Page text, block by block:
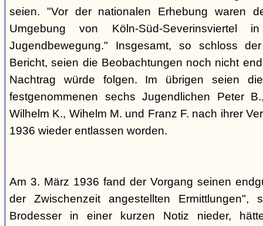
seien. "Vor der nationalen Erhebung waren
Umgebung von Köln-Süd-Severinsviertel
Jugendbewegung." Insgesamt, so schloss
Bericht, seien die Beobachtungen noch nicht
Nachtrag würde folgen. Im übrigen seien
festgenommenen sechs Jugendlichen Peter
Wilhelm K., Wihelm M. und Franz F. nach ihrer
1936 wieder entlassen worden.
Am 3. März 1936 fand der Vorgang seinen
der Zwischenzeit angestellten Ermittlungen",
Brodesser in einer kurzen Notiz nieder,